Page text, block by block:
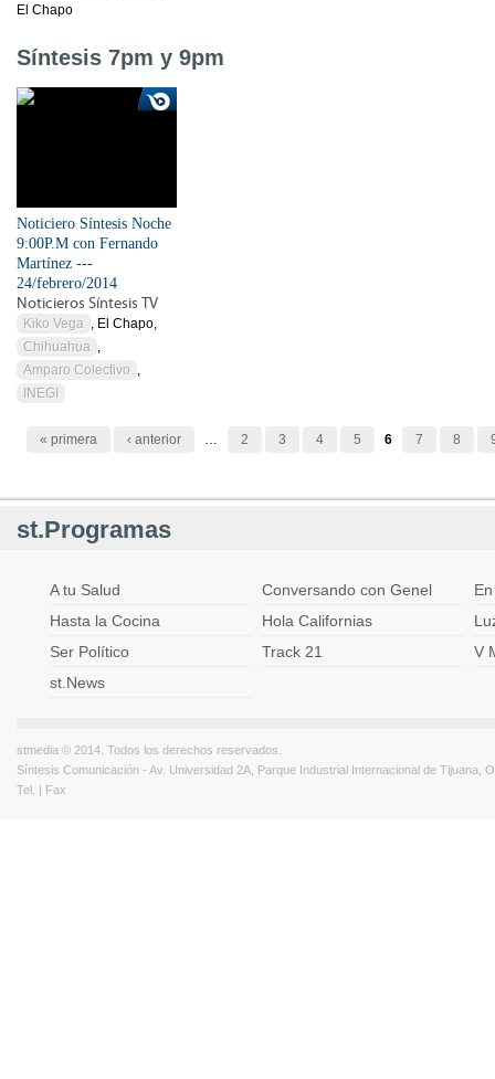
El Chapo
Síntesis 7pm y 9pm
Noticiero Síntesis Noche
9:00P.M con Fernando
Martínez ---
24/febrero/2014
Noticieros Síntesis TV
Kiko Vega , El Chapo,
Chihuahua ,
Amparo Colectivo ,
INEGI
Páginas
« primera ‹ anterior … 2 3 4 5 6 7 8
st.Programas
A tu Salud Conversando con Genel
Hasta la Cocina
Hola Californias
Ser Político
Track 21
V
st.News
stmedia © 2014. Todos los derechos reservados.
Síntesis Comunicación - Av. Universidad 2A, Parque Industrial Internacional de Tijuana,
Tel. | Fax